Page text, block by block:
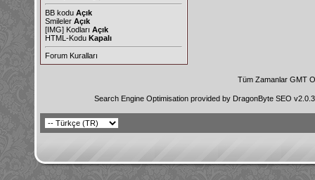
BB kodu Açık
Smileler Açık
[IMG] Kodları Açık
HTML-Kodu Kapalı
Forum Kuralları
Tüm Zamanlar GMT
Search Engine Optimisation provided by DragonByte SEO